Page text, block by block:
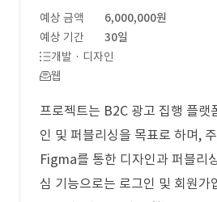
예상 금액
6,000,000원
예상 기간
30일
개발 · 디자인
웹
프로젝트는 B2C 광고 집행 플랫
인 및 퍼블리싱을 목표로 하며,
Figma를 통한 디자인과 퍼블리
심 기능으로는 로그인 및 회원가